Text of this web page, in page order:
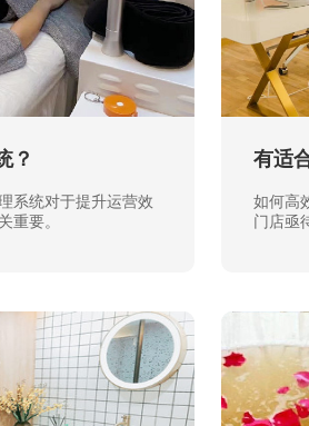
？
系统对于提升运营效
重要。
有适
如何高
门店亟